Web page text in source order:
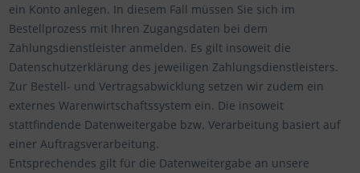
ein Konto anlegen. In diesem Fall müssen Sie sich im
Bestellprozess mit Ihren Zugangsdaten bei dem
Zahlungsdienstleister anmelden. Es gilt insoweit die
Datenschutzerklärung des jeweiligen Zahlungsdienstleisters.
Zur Bestell- und Vertragsabwicklung setzen wir zudem ein
externes Warenwirtschaftssystem ein. Die insoweit
stattfindende Datenweitergabe bzw. Verarbeitung basiert auf
einer Auftragsverarbeitung.
Entsprechendes gilt für die Datenweitergabe an unsere